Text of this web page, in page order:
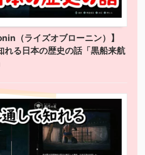
（ライズオブローニン）】
れる日本の歴史の話「黒船来航